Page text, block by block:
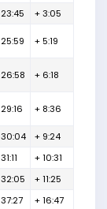
23:45 + 3:05
25:59 + 5:19
26:58 + 6:18
29:16 + 8:36
30:04
+ 9:24
31:11
+ 10:31
32:05
+ 11:25
37:27
+ 16:47